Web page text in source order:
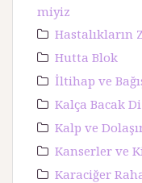
miyiz
Hastalıkların
Hutta Blok
İltihap ve
Kalça Bacak
Kalp ve
Kanserler ve
Karaciğer